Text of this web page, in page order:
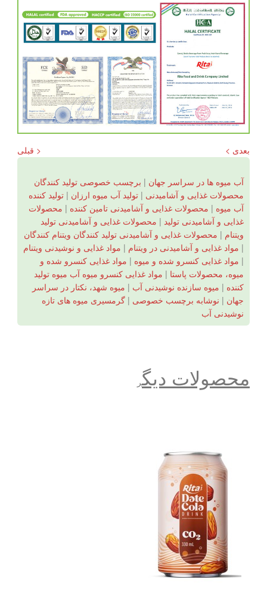
< قبلی بعدی >
آب میوه ها در سراسر جهان | برچسب خصوصی تولید کنندگان
محصولات غذایی و آشامیدنی | تولید آب میوه ارزان | تولید کننده
آب میوه | محصولات غذایی و آشامیدنی تامین کننده | محصولات
غذایی و آشامیدنی تولید | محصولات غذایی و آشامیدنی تولید
ویتنام | محصولات غذایی و آشامیدنی تولید کنندگان ویتنام کنندگان
| مواد غذایی و آشامیدنی در ویتنام | مواد غذایی و نوشیدنی ویتنام
| مواد غذایی کنسرو شده و میوه | مواد غذایی کنسرو شده و
میوه، محصولات پاستا | مواد غذایی کنسرو میوه آب میوه تولید
کننده | میوه سازنده نوشیدنی آب | میوه شهد، نکتار در سراسر
جهان | نوشابه برچسب خصوصی | گرمسیری میوه های تازه
نوشیدنی آب
محصولات دیگر